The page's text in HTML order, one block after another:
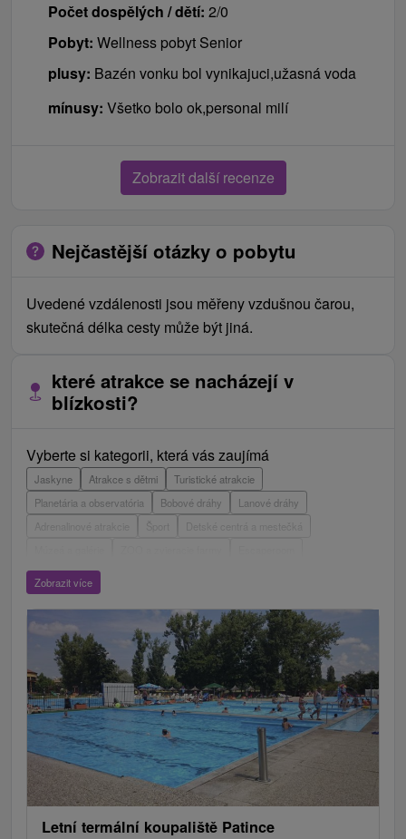
Počet dospělých / dětí: 2/0
Pobyt: Wellness pobyt Senior
plusy: Bazén vonku bol vynikajuci,užasná voda
mínusy: Všetko bolo ok,personal milí
Zobrazit další recenze
Nejčastější otázky o pobytu
Uvedené vzdálenosti jsou měřeny vzdušnou čarou,
skutečná délka cesty může být jiná.
které atrakce se nacházejí v
blízkosti?
Vyberte si kategorii, která vás zaujímá
Jaskyne Atrakce s dětmi
Turistické atrakcie
Planetária a observatória
Bobové dráhy
Lanové dráhy
Adrenalinové atrakcie
Detské centrá a mestečká
Botanické záhrady
Vyhliadkové lety a plavby
Technické pamiatky
Pamätníky Vodopády
Drevené kostolíky
Hrady, zámky, zrúcaniny
Skanzeny Aquaparky, kúpaliská
Pramene
Divadlá
Jazda na koni
Túry a turistické chodníky
Laserarény a paintball
Kaštiele Horské chaty
Sakrálne miesta
Plte, rafting, splavy
Vyhliadkové veže a chodníky
Architektonické stavby
Lyžiarske strediská
Golfové ihriská
Motokárové dráhy
Amfiteátre a kiná v prírode
Vínne cesty
Cyklotrasy
Zobrazit více
Letní termální koupaliště Patince